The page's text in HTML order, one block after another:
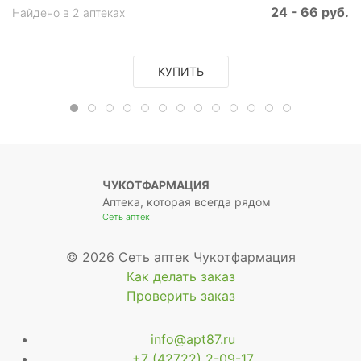
Найдено в 2 аптеках 24 - 66 руб.
КУПИТЬ
ЧУКОТФАРМАЦИЯ
Аптека, которая всегда рядом
Сеть аптек
© 2026 Сеть аптек Чукотфармация
Как делать заказ
Проверить заказ
info@apt87.ru